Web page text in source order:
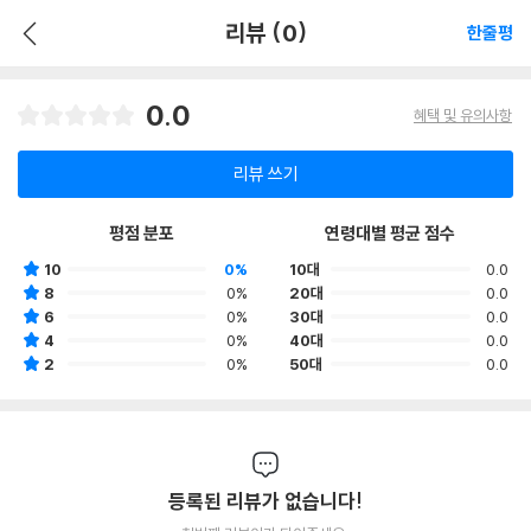
리뷰 (0) 한줄평
0.0 혜택 및 유의사항
리뷰 쓰기
평점 분포
10
0%
8
0%
6
0%
4
0%
2
0%
연령대별 평균 점수
10대
0.0
20대
0.0
30대
0.0
40대
0.0
50대
0.0
등록된 리뷰가 없습니다!